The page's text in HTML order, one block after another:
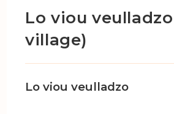
Lo viou
village)
Lo viou veulladzo